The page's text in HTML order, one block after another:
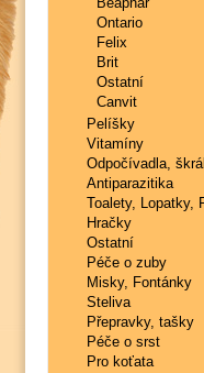
Ontario
Felix
Brit
Ostatní
Canvit
Pelíšky
Vitamíny
Odpočívadla,
Antiparazitika
Toalety, Lopatky,
Hračky
Ostatní
Péče o zuby
Misky, Fontánky
Steliva
Přepravky, tašky
Péče o srst
Pro koťata